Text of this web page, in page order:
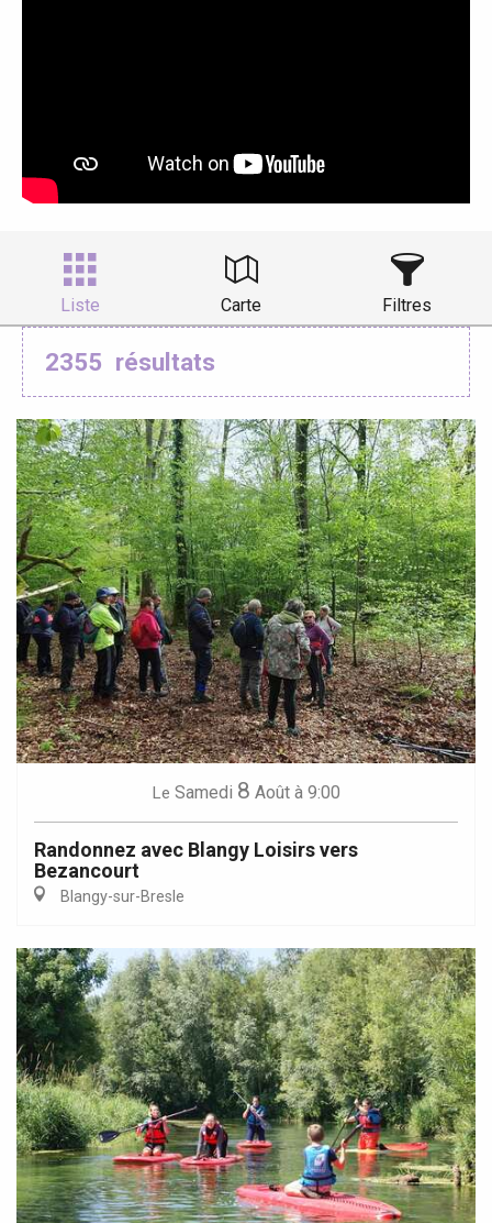
Liste Carte Filtres
2355 résultats
Le Samedi 8 Août à 9:00
Randonnez avec Blangy Loisirs vers
Bezancourt
Blangy-sur-Bresle